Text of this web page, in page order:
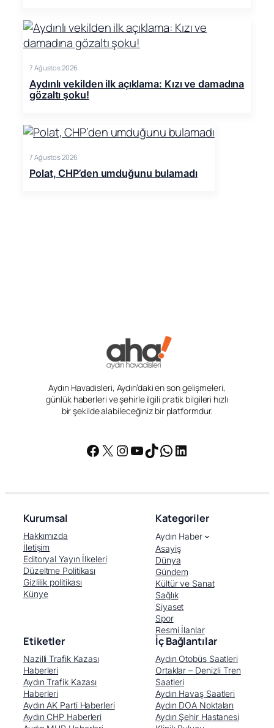
7 Ağustos 2026
Aydınlı vekilden ilk açıklama: Kızı ve damadına
gözaltı şoku!
7 Ağustos 2026
Polat, CHP’den umduğunu bulamadı
Aydın Havadisleri, Aydın’daki en son gelişmeleri,
günlük haberleri ve şehirle ilgili pratik bilgileri hızlı
bir şekilde alabileceğiniz bir platformdur.
Facebook
X Instagram
YouTube
TikTok
WhatsApp
LinkedIn
Kurumsal
Hakkımızda
İletişim
Editoryal Yayın İlkeleri
Düzeltme Politikası
Gizlilik politikası
Künye
Kategoriler
Aydın Haber
Asayiş
Dünya
Gündem
Kültür ve Sanat
Sağlık
Siyaset
Spor
Resmi İlanlar
Etiketler
Nazilli Trafik Kazası
Haberleri
Aydın Trafik Kazası
Haberleri
Aydın AK Parti Haberleri
Aydın CHP Haberleri
İç Bağlantılar
Aydın Otobüs Saatleri
Ortaklar – Denizli Tren
Saatleri
Aydın Havaş Saatleri
Aydın DOA Noktaları
Aydın Şehir Hastanesi